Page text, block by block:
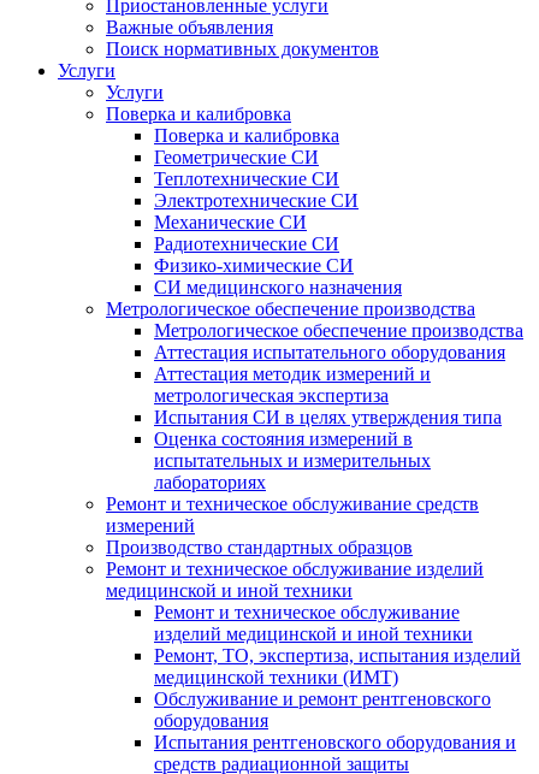
Приостановленные услуги
Важные объявления
Поиск нормативных документов
Услуги
Услуги
Поверка и калибровка
Поверка и калибровка
Геометрические СИ
Теплотехнические СИ
Электротехнические СИ
Механические СИ
Радиотехнические СИ
Физико-химические СИ
СИ медицинского назначения
Метрологическое обеспечение производства
Метрологическое обеспечение производства
Аттестация испытательного оборудования
Аттестация методик измерений и
метрологическая экспертиза
Испытания СИ в целях утверждения типа
Оценка состояния измерений в
испытательных и измерительных
лабораториях
Ремонт и техническое обслуживание средств
измерений
Производство стандартных образцов
Ремонт и техническое обслуживание изделий
медицинской и иной техники
Ремонт и техническое обслуживание
изделий медицинской и иной техники
Ремонт, ТО, экспертиза, испытания изделий
медицинской техники (ИМТ)
Обслуживание и ремонт рентгеновского
оборудования
Испытания рентгеновского оборудования и
средств радиационной защиты